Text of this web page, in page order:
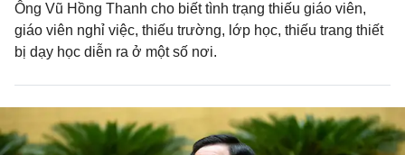
Ông Vũ Hồng Thanh cho biết tình trạng thiếu giáo viên,
giáo viên nghỉ việc, thiếu trường, lớp học, thiếu trang thiết
bị dạy học diễn ra ở một số nơi.